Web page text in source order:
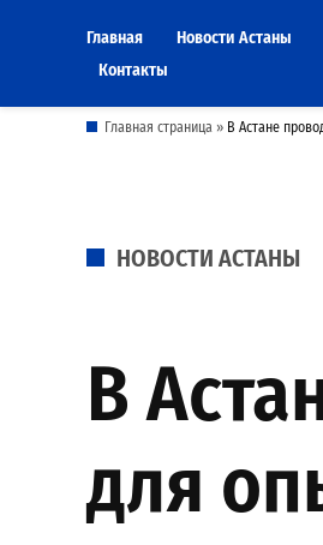
Главная Новости Астаны
Контакты
Главная страница » В Астане
POSTED
НОВОСТИ АСТАНЫ
В
для